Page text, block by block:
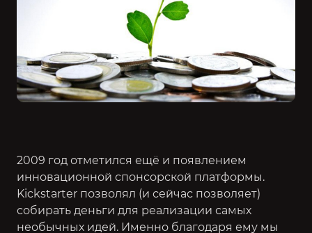
2009 год отметился ещё и появлением
инновационной спонсорской платформы.
Kickstarter позволял (и сейчас позволяет)
собирать деньги для реализации самых
необычных идей. Именно благодаря ему мы